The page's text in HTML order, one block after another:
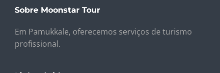
Sobre Moonstar Tour
Em Pamukkale, oferecemos serviços de turismo
profissional.